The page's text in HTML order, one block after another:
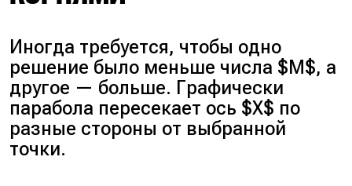
Иногда требуется, чтобы одно
решение было меньше числа $M$, а
другое — больше. Графически
парабола пересекает ось $X$ по
разные стороны от выбранной
точки.